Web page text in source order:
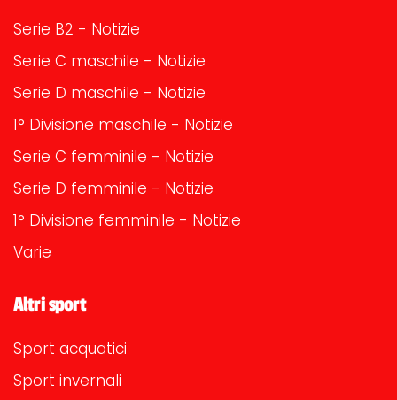
Serie B2 - Notizie
Serie C maschile - Notizie
Serie D maschile - Notizie
1° Divisione maschile - Notizie
Serie C femminile - Notizie
Serie D femminile - Notizie
1° Divisione femminile - Notizie
Varie
Altri sport
Sport acquatici
Sport invernali